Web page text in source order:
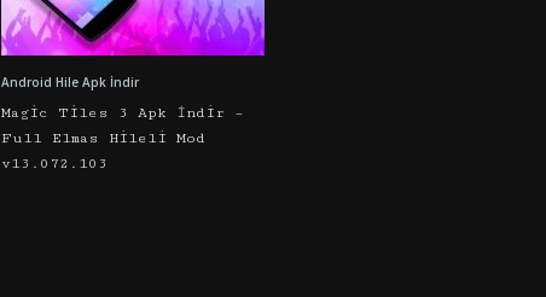
Android Hile Apk İndir
Magic Tiles 3 Apk İndir –
Full Elmas Hileli Mod
v13.072.103